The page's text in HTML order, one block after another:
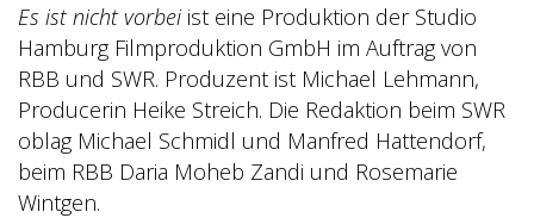
Es ist nicht vorbei ist eine Produktion der Studio
Hamburg Filmproduktion GmbH im Auftrag von
RBB und SWR. Produzent ist Michael Lehmann,
Producerin Heike Streich. Die Redaktion beim SWR
oblag Michael Schmidl und Manfred Hattendorf,
beim RBB Daria Moheb Zandi und Rosemarie
Wintgen.